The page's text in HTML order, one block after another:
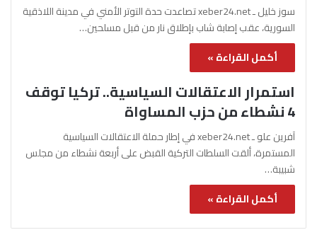
سوز خليل ـ xeber24.net تصاعدت حدة التوتر الأمني في مدينة اللاذقية
السورية، عقب إصابة شاب بإطلاق نار من قبل مسلحين…
أكمل القراءة »
استمرار الاعتقالات السياسية.. تركيا توقف
4 نشطاء من حزب المساواة
آفرين علو ـ xeber24.net في إطار حملة الاعتقالات السياسية
المستمرة، ألقت السلطات التركية القبض على أربعة نشطاء من مجلس
شبيبة…
أكمل القراءة »